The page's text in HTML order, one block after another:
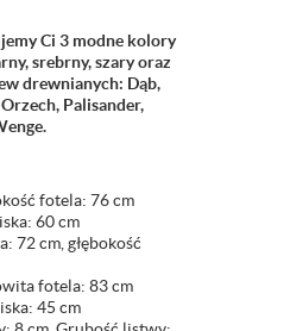
Ci 3 modne kolory
srebrny, szary oraz
drewnianych: Dąb,
Palisander,
fotela: 76 cm
60 cm
72 cm, głębokość
fotela: 83 cm
45 cm